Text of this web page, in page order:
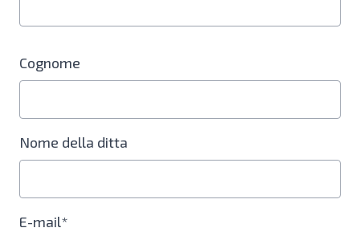
Cognome
Nome della ditta
E-mail*